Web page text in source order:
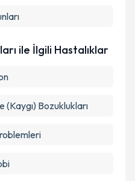
ile İlgili Hastalıklar
(Kaygı) Bozuklukları